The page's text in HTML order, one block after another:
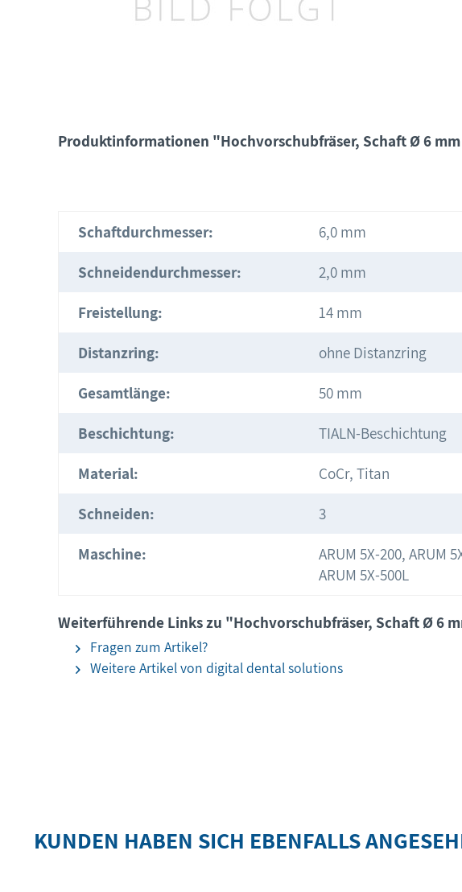
Produktinformationen "Hochvorschubfräser, Schaft Ø 6 mm
Schaftdurchmesser:
6,0 mm
Schneidendurchmesser:
2,0 mm
Freistellung:
14 mm
Distanzring:
ohne Distanzring
Gesamtlänge:
50 mm
Beschichtung:
TIALN-Beschichtung
Material:
CoCr, Titan
Schneiden:
3
Maschine:
ARUM 5X-200, ARUM
ARUM 5X-500L
Weiterführende Links zu "Hochvorschubfräser, Schaft Ø 6
Fragen zum Artikel?
Weitere Artikel von digital dental solutions
KUNDEN HABEN SICH EBENFALLS